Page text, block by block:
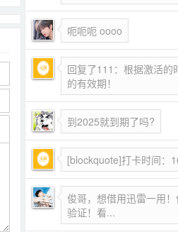
呃呃呃 oooo
回复了111：根据激活的
的有效期！
到2025就到期了吗?
[blockquote]打卡时间：
俊哥，想借用迅雷一用
验证！看...